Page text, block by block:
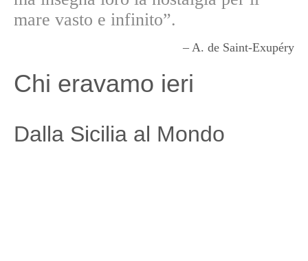
mare vasto e infinito”.
– A. de Saint-Exupéry
Chi eravamo ieri
Dalla Sicilia al Mondo